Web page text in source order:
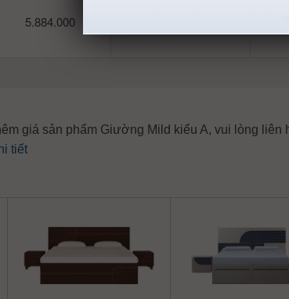
5.884.000
giá sản phẩm Giường Mild kiểu A, vui lòng liên
tiết